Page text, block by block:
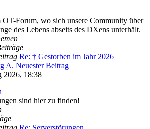
Forum, wo sich unsere Community über
des Lebens abseits des DXens unterhält.
Re: † Gestorben im Jahr 2026
A. Neuester Beitrag
2026, 18:38
sind hier zu finden!